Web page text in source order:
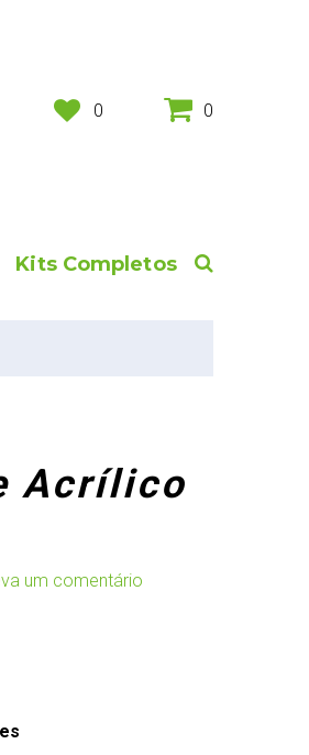
0 0
Kits Completos
Acrílico
um comentário